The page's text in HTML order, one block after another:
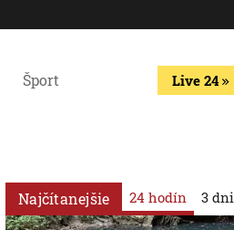
Šport Live 24
Najčítanejšie 24 hodín 3 dni